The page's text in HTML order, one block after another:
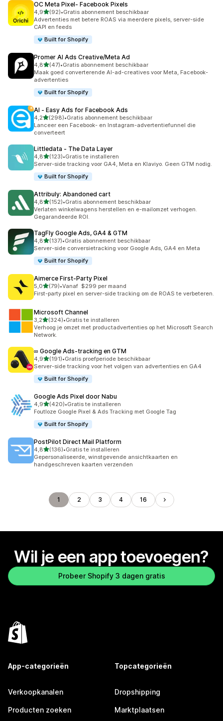
OC Meta Pixel‑ Facebook Pixels
4,9van 5 sterren
(92)
92 recensies in totaal
•Gratis abonnement beschikbaar
Advertenties met betere ROAS via meerdere pixels, server-side
CAPI en feeds
Built for Shopify
Promer AI Ads Creative/Meta Ad
4,8van 5 sterren
(47)
47 recensies in totaal
•Gratis abonnement beschikbaar
Maak goed converterende AI-ad-creatives voor Meta, Facebook-
advertenties
Built for Shopify
AI ‑ Easy Ads for Facebook Ads
4,2van 5 sterren
(298)
298 recensies in totaal
•Gratis abonnement beschikbaar
Lanceer een Facebook- en Instagram-advertentiefunnel die
converteert
Littledata ‑ The Data Layer
4,8van 5 sterren
(123)
123 recensies in totaal
•Gratis te installeren
Server-side tracking voor GA4, Meta en Klaviyo. Geen GTM nodig.
Built for Shopify
Attribuly: Abandoned cart
4,8van 5 sterren
(152)
152 recensies in totaal
•Gratis abonnement beschikbaar
Verlaten winkelwagens herstellen en e-mailomzet verhogen.
Gegarandeerde ROI.
TagFly Google Ads, GA4 & GTM
4,8van 5 sterren
(137)
137 recensies in totaal
•Gratis abonnement beschikbaar
Server-side conversietracking voor Google Ads, GA4 en Meta
Built for Shopify
Aimerce First‑Party Pixel
5,0van 5 sterren
(79)
79 recensies in totaal
•Vanaf $299 per maand
First-party pixel en server-side tracking om de ROAS te verbeteren.
Microsoft Channel
3,2van 5 sterren
(324)
324 recensies in totaal
•Gratis te installeren
Verhoog je omzet met productadvertenties op het Microsoft Search
Network.
∞ Google Ads‑tracking en GTM
4,9van 5 sterren
(191)
191 recensies in totaal
•Gratis proefperiode beschikbaar
Server-side tracking voor het volgen van advertenties en GA4
Built for Shopify
Google Ads Pixel door Nabu
4,9van 5 sterren
(420)
420 recensies in totaal
•Gratis te installeren
Foutloze Google Pixel & Ads Tracking met Google Tag
Built for Shopify
PostPilot Direct Mail Platform
4,8van 5 sterren
(136)
136 recensies in totaal
•Gratis te installeren
Gepersonaliseerde, winstgevende ansichtkaarten en
handgeschreven kaarten verzenden
1 2 3 4 16
Wil je een app toevoegen?
Probeer Shopify 3 dagen gratis
App-categorieën
Verkoopkanalen
Producten zoeken
Topcategorieën
Dropshipping
Marktplaatsen